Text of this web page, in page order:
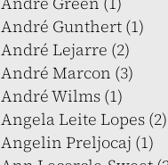
André Gunthert (1)
André Lejarre (2)
André Marcon (3)
André Wilms (1)
Angela Leite Lopes (2)
Angelin Preljocaj (1)